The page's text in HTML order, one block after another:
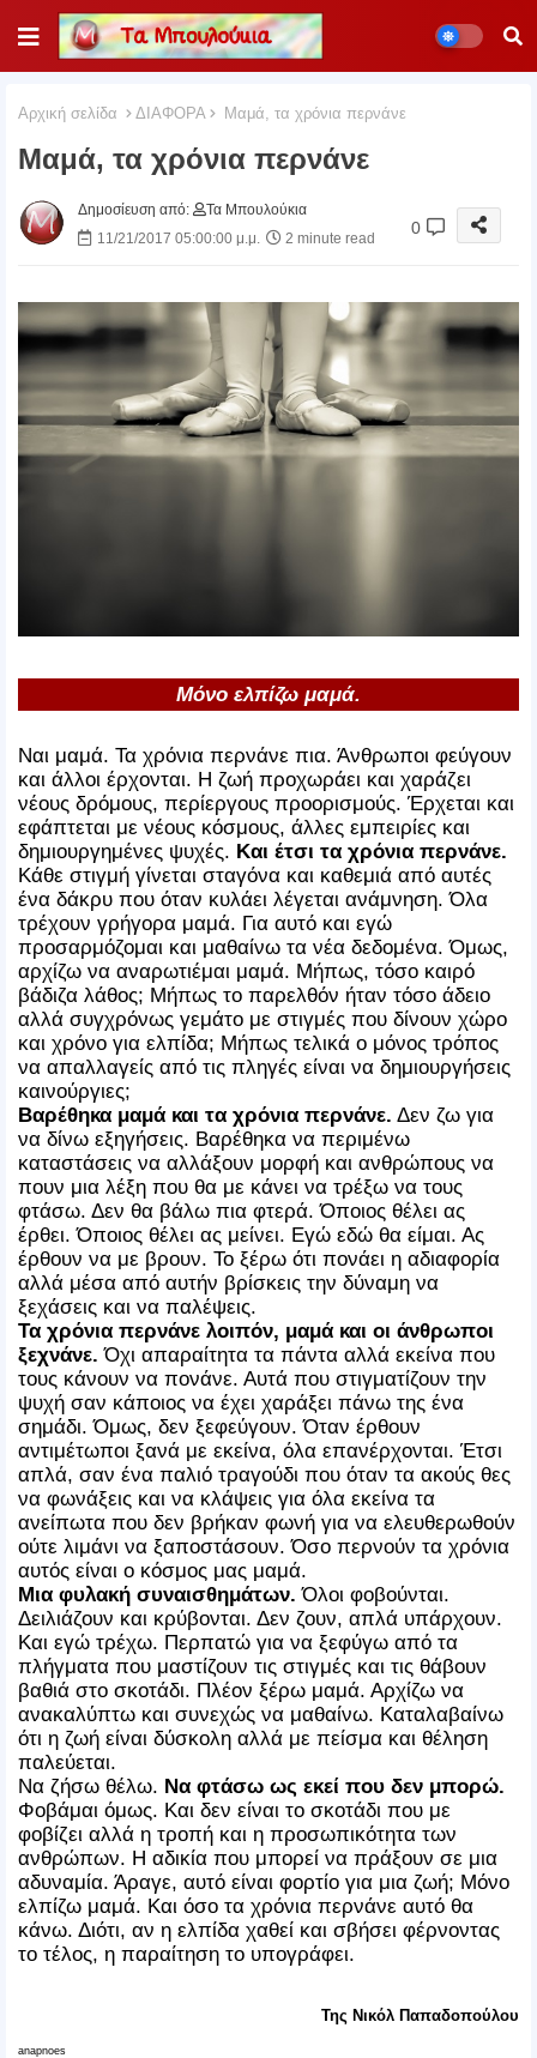
Αρχική σελίδα ΔΙΑΦΟΡΑ Μαμά, τα χρόνια περνάνε
Μαμά, τα χρόνια περνάνε
Δημοσίευση από:
Τα Μπουλούκια
11/21/2017 05:00:00 μ.μ.
2 minute read
0
Μόνο ελπίζω μαμά.
Ναι μαμά. Τα χρόνια περνάνε πια. Άνθρωποι φεύγουν
και άλλοι έρχονται. Η ζωή προχωράει και χαράζει
νέους δρόμους, περίεργους προορισμούς. Έρχεται και
εφάπτεται με νέους κόσμους, άλλες εμπειρίες και
δημιουργημένες ψυχές. Και έτσι τα χρόνια περνάνε.
Κάθε στιγμή γίνεται σταγόνα και καθεμιά από αυτές
ένα δάκρυ που όταν κυλάει λέγεται ανάμνηση. Όλα
τρέχουν γρήγορα μαμά. Για αυτό και εγώ
προσαρμόζομαι και μαθαίνω τα νέα δεδομένα. Όμως,
αρχίζω να αναρωτιέμαι μαμά. Μήπως, τόσο καιρό
βάδιζα λάθος; Μήπως το παρελθόν ήταν τόσο άδειο
αλλά συγχρόνως γεμάτο με στιγμές που δίνουν χώρο
και χρόνο για ελπίδα; Μήπως τελικά ο μόνος τρόπος
να απαλλαγείς από τις πληγές είναι να δημιουργήσεις
καινούργιες;
Βαρέθηκα μαμά και τα χρόνια περνάνε. Δεν ζω για
να δίνω εξηγήσεις. Βαρέθηκα να περιμένω
καταστάσεις να αλλάξουν μορφή και ανθρώπους να
πουν μια λέξη που θα με κάνει να τρέξω να τους
φτάσω. Δεν θα βάλω πια φτερά. Όποιος θέλει ας
έρθει. Όποιος θέλει ας μείνει. Εγώ εδώ θα είμαι. Ας
έρθουν να με βρουν. Το ξέρω ότι πονάει η αδιαφορία
αλλά μέσα από αυτήν βρίσκεις την δύναμη να
ξεχάσεις και να παλέψεις.
Τα χρόνια περνάνε λοιπόν, μαμά και οι άνθρωποι
ξεχνάνε. Όχι απαραίτητα τα πάντα αλλά εκείνα που
τους κάνουν να πονάνε. Αυτά που στιγματίζουν την
ψυχή σαν κάποιος να έχει χαράξει πάνω της ένα
σημάδι. Όμως, δεν ξεφεύγουν. Όταν έρθουν
αντιμέτωποι ξανά με εκείνα, όλα επανέρχονται. Έτσι
απλά, σαν ένα παλιό τραγούδι που όταν τα ακούς θες
να φωνάξεις και να κλάψεις για όλα εκείνα τα
ανείπωτα που δεν βρήκαν φωνή για να ελευθερωθούν
ούτε λιμάνι να ξαποστάσουν. Όσο περνούν τα χρόνια
αυτός είναι ο κόσμος μας μαμά.
Μια φυλακή συναισθημάτων. Όλοι φοβούνται.
Δειλιάζουν και κρύβονται. Δεν ζουν, απλά υπάρχουν.
Και εγώ τρέχω. Περπατώ για να ξεφύγω από τα
πλήγματα που μαστίζουν τις στιγμές και τις θάβουν
βαθιά στο σκοτάδι. Πλέον ξέρω μαμά. Αρχίζω να
ανακαλύπτω και συνεχώς να μαθαίνω. Καταλαβαίνω
ότι η ζωή είναι δύσκολη αλλά με πείσμα και θέληση
παλεύεται.
Να ζήσω θέλω. Να φτάσω ως εκεί που δεν μπορώ.
Φοβάμαι όμως. Και δεν είναι το σκοτάδι που με
φοβίζει αλλά η τροπή και η προσωπικότητα των
ανθρώπων. Η αδικία που μπορεί να πράξουν σε μια
αδυναμία. Άραγε, αυτό είναι φορτίο για μια ζωή; Μόνο
ελπίζω μαμά. Και όσο τα χρόνια περνάνε αυτό θα
κάνω. Διότι, αν η ελπίδα χαθεί και σβήσει φέρνοντας
το τέλος, η παραίτηση το υπογράφει.
Της Νικόλ Παπαδοπούλου
anapnoes